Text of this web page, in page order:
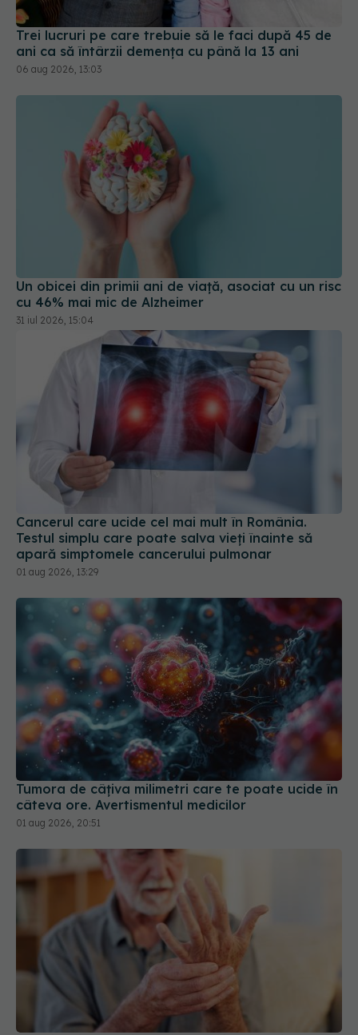
06 aug 2026, 13:03
Un obicei din primii ani de viață, asociat cu un risc
cu 46% mai mic de Alzheimer
Cancerul care ucide cel mai mult în România.
Testul simplu care poate salva vieți înainte să
apară simptomele cancerului pulmonar
01 aug 2026, 13:29
Tumora de câțiva milimetri care te poate ucide în
câteva ore. Avertismentul medicilor
01 aug 2026, 20:51
Detaliul din propria casă care îți crește riscul de
Parkinson fără să știi
04 aug 2026, 19:43